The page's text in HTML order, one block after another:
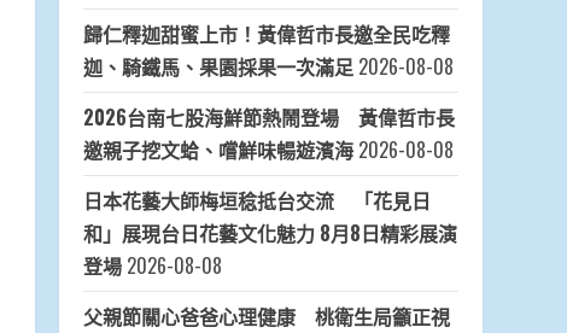
歸仁釋迦甜蜜上市！黃偉哲市長邀全民吃釋
迦、騎鐵馬、果園採果一次滿足 2026-08-08
2026台南七股海鮮節熱鬧登場 黃偉哲市長
邀親子挖文蛤、嚐鮮味暢遊濱海 2026-08-08
日本花藝大師梅垣稔抵台交流 「花見日
和」展現台日花藝文化魅力 8月8日精彩展演
登場 2026-08-08
父親節關心爸爸心理健康 桃衛生局籲正視